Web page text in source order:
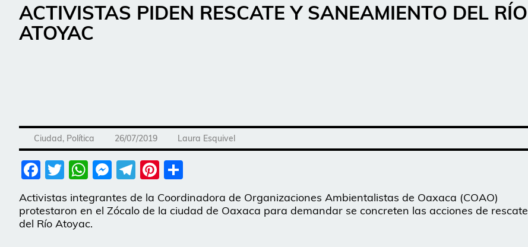
ACTIVISTAS PIDEN RESCATE Y SANEAMIENTO DEL RÍO
ATOYAC
Ciudad, Política 26/07/2019 Laura Esquivel
Facebook
Twitter
WhatsApp
Messenger
Telegram
Pinterest
Activistas integrantes de la Coordinadora de Organizaciones Ambientalistas de Oaxaca (COAO)
protestaron en el Zócalo de la ciudad de Oaxaca para demandar se concreten las acciones de rescate
del Río Atoyac.